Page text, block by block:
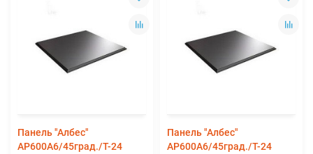
Панель "Албес"
AP600A6/45град./Т-24
Панель "Албес"
AP600A6/45град./Т-24